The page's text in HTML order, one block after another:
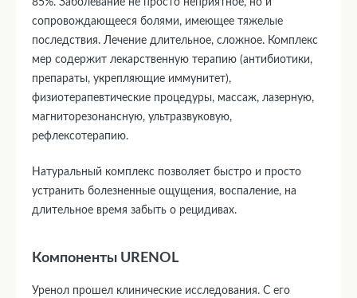
сопровождающееся болями, имеющее тяжелые
последствия. Лечение длительное, сложное. Комплекс
мер содержит лекарственную терапию (антибиотики,
препараты, укрепляющие иммунитет),
физиотерапевтические процедуры, массаж, лазерную,
магниторезонансную, ультразвуковую,
рефлексотерапию.
Натуральный комплекс позволяет быстро и просто
устранить болезненные ощущения, воспаление, на
длительное время забыть о рецидивах.
Компоненты URENOL
Уренол прошел клинические исследования. С его